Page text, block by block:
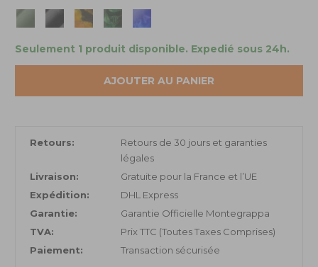
Seulement 1 produit disponible. Expedié sous 24h.
AJOUTER AU PANIER
Retours:
Retours de 30 jours et garanties
légales
Livraison:
Gratuite pour la France et l’UE
Expédition:
DHL Express
Garantie:
Garantie Officielle Montegrappa
TVA:
Prix TTC (Toutes Taxes Comprises)
Paiement:
Transaction sécurisée